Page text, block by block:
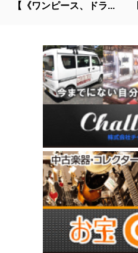
【《ワンピース、ドラ...